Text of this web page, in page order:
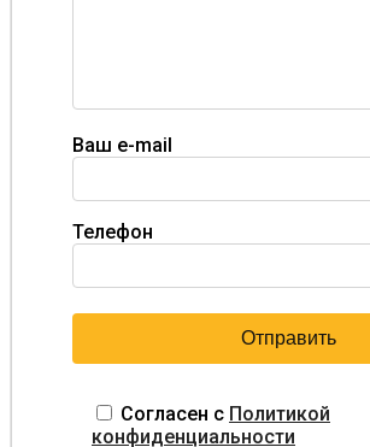
Ваш e-mail
Телефон
Согласен с Политикой
конфиденциальности